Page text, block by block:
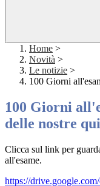
Home >
Novità >
Le notizie >
100 Giorni
100 Giorni
delle nostre
Clicca sul link per
all'esame.
https://